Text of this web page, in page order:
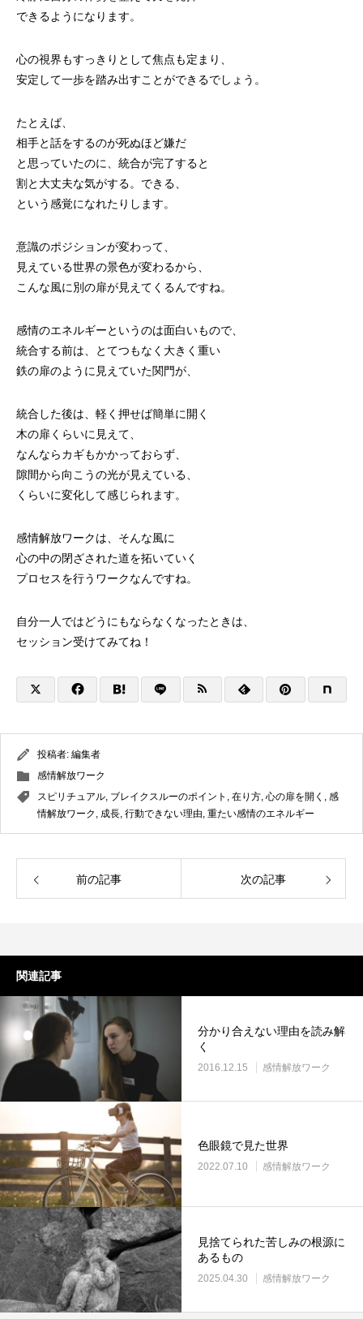
できるようになります。
心の視界もすっきりとして焦点も定まり、
安定して一歩を踏み出すことができるでしょう。
たとえば、
相手と話をするのが死ぬほど嫌だ
と思っていたのに、統合が完了すると
割と大丈夫な気がする。できる、
という感覚になれたりします。
意識のポジションが変わって、
見えている世界の景色が変わるから、
こんな風に別の扉が見えてくるんですね。
感情のエネルギーというのは面白いもので、
統合する前は、とてつもなく大きく重い
鉄の扉のように見えていた関門が、
統合した後は、軽く押せば簡単に開く
木の扉くらいに見えて、
なんならカギもかかっておらず、
隙間から向こうの光が見えている、
くらいに変化して感じられます。
感情解放ワークは、そんな風に
心の中の閉ざされた道を拓いていく
プロセスを行うワークなんですね。
自分一人ではどうにもならなくなったときは、
セッション受けてみてね！
投稿者: 編集者
感情解放ワーク
スピリチュアル, ブレイクスルーのポイント , 在り方, 心の扉を開く , 感
情解放ワーク , 成長, 行動できない理由, 重たい感情のエネルギー
前の記事 次の記事
関連記事
分かり合えない理由を読み解
く
2016.12.15 感情解放ワーク
色眼鏡で見た世界
2022.07.10 感情解放ワーク
見捨てられた苦しみの根源に
あるもの
2025.04.30 感情解放ワーク